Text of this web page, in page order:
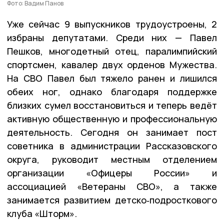
Фото: Вадим Панов
Уже сейчас 9 выпускников трудоустроены, 2
избраны депутатами. Среди них — Павел
Пешков, многодетный отец, паралимпийский
спортсмен, кавалер двух орденов Мужества.
На СВО Павел был тяжело ранен и лишился
обеих ног, однако благодаря поддержке
близких сумел восстановиться и теперь ведёт
активную общественную и профессиональную
деятельность. Сегодня он занимает пост
советника в администрации Рассказовского
округа, руководит местным отделением
организации «Офицеры России» и
ассоциацией «Ветераны СВО», а также
занимается развитием детско‑подросткового
клуба «Шторм».